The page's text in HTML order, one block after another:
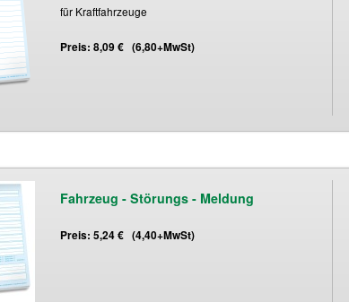
für Kraftfahrzeuge
Preis: 8,09 € (6,80+MwSt)
Fahrzeug - Störungs - Meldung
Preis: 5,24 € (4,40+MwSt)